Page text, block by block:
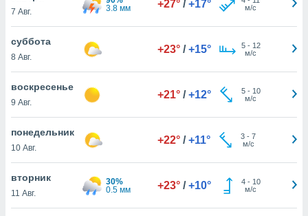
действия
рекламу
нашей
cookie
7 Авг.
3.8 мм
+27° / +17°
м/с
суббота
8 Авг.
+23° / +15° 5- 12
м/с
воскресенье
9 Авг.
+21° / +12° 5- 10
м/с
понедельник
10 Авг.
+22° / +11° 3 -7
м/с
вторник
11 Авг.
30%
0.5 мм
+23° / +10° 4- 10
м/с